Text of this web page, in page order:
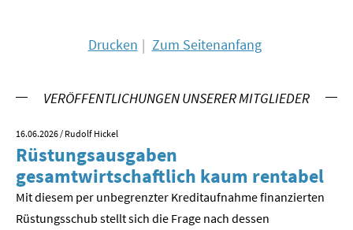
Newsletter
Suche
Presse
Drucken Zum Seitenanfang
VERÖFFENTLICHUNGEN UNSERER MITGLIEDER
16.06.2026 / Rudolf Hickel
Rüstungsausgaben
gesamtwirtschaftlich kaum rentabel
Mit diesem per unbegrenzter Kreditaufnahme finanzierten
Rüstungsschub stellt sich die Frage nach dessen